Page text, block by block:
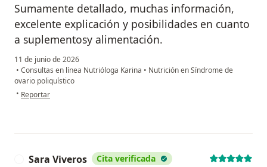
Sumamente detallado, muchas información,
excelente explicación y posibilidades en cuanto
a suplementosy alimentación.
11 de junio de 2026
• Consultas en línea Nutrióloga Karina • Nutrición en Síndrome de
ovario poliquístico
• en opinión del usuario Noemi Jiménez
Reportar
Sara Viveros Cita verificada